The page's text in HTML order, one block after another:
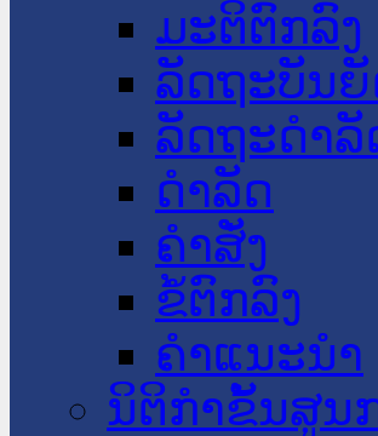
ມະຕິຕົກລົງ
ລັດຖະບັນ
ລັດຖະດໍາລັ
ດໍາລັດ
ຄໍາສັ່ງ
ຂໍ້ຕົກລົງ
ຄໍາແນະນໍາ
ນິຕິກໍາຂັ້ນສູນ